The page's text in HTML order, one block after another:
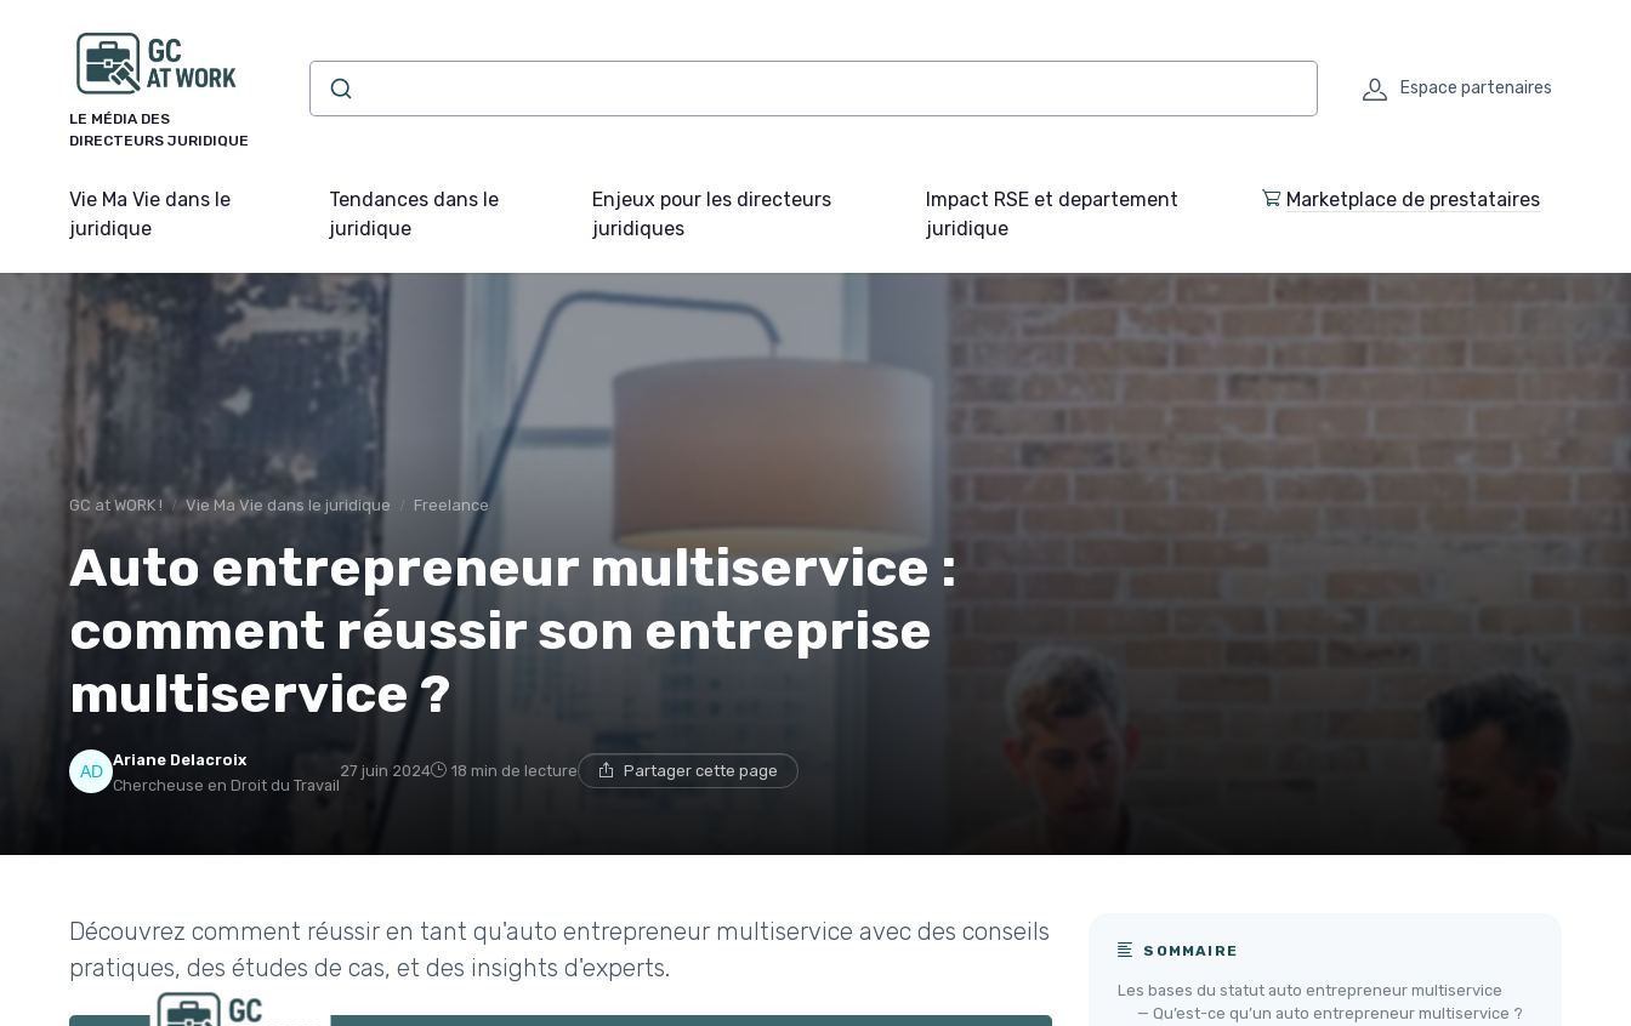
LE MÉDIA DES
DIRECTEURS JURIDIQUE
Espace partenaires
Vie Ma Vie dans le
juridique
Tendances dans le
juridique
Enjeux pour les directeurs
juridiques
Impact RSE et departement
juridique
Marketplace de prestataires
GC at WORK ! Vie Ma Vie dans le juridique Freelance
Auto entrepreneur multiservice :
comment réussir son entreprise
multiservice ?
Ariane Delacroix
Chercheuse en Droit du Travail
27 juin 2024 18 min de lecture Partager cette page
Découvrez comment réussir en tant qu'auto entrepreneur multiservice avec des conseils
pratiques, des études de cas, et des insights d'experts.
SOMMAIRE
Les bases du statut auto entrepreneur multiservice
— Qu’est-ce qu’un auto entrepreneur multiservice ?